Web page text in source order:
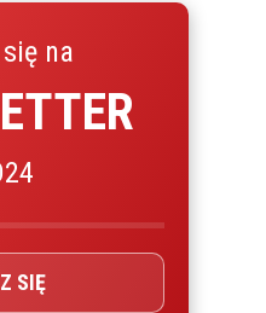
na
SIĘ